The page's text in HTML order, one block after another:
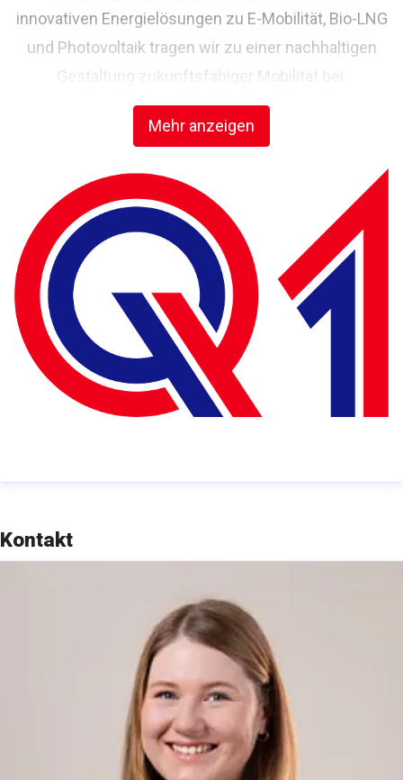
innovativen Energielösungen zu E-Mobilität, Bio-LNG
und Photovoltaik tragen wir zu einer nachhaltigen
Gestaltung zukunftsfähiger Mobilität bei.
Erstklassiger Service und ein motiviertes Team
füllen das Markenversprechen ‚Qualität zuerst‘ mit
Mehr anzeigen
Kontakt